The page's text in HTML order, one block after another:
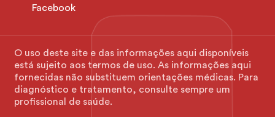
Facebook
O uso deste site e das informações aqui disponíveis
está sujeito aos termos de uso. As informações aqui
fornecidas não substituem orientações médicas. Para
diagnóstico e tratamento, consulte sempre um
profissional de saúde.